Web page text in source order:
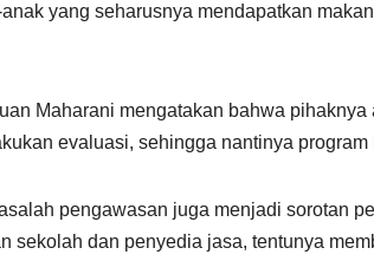
yang seharusnya mendapatkan
Maharani mengatakan bahwa
evaluasi, sehingga nantinya
pengawasan juga menjadi sorotan
sekolah dan penyedia jasa, tentunya